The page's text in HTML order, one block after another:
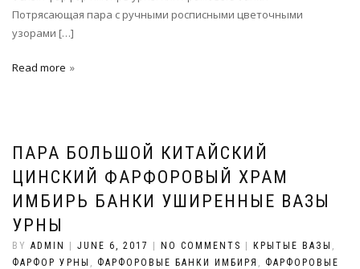
Потрясающая пара с ручными росписными цветочными
узорами […]
Read more
ПАРА БОЛЬШОЙ КИТАЙСКИЙ
ЦИНСКИЙ ФАРФОРОВЫЙ ХРАМ
ИМБИРЬ БАНКИ УШИРЕННЫЕ ВАЗЫ
УРНЫ
BY ADMIN JUNE 6, 2017 NO COMMENTS КРЫТЫЕ ВАЗЫ ,
ФАРФОР УРНЫ , ФАРФОРОВЫЕ БАНКИ ИМБИРЯ , ФАРФОРОВЫЕ